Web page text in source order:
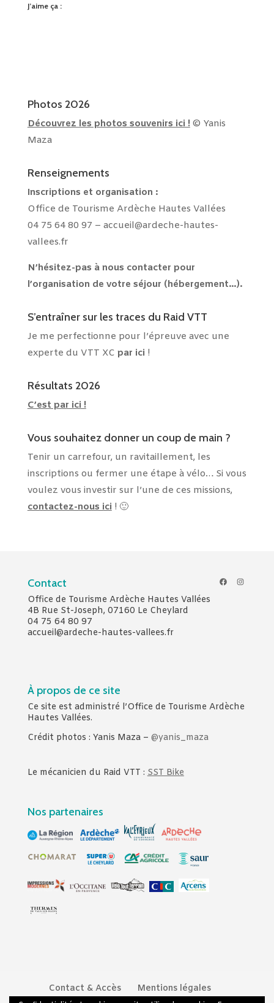
J’aime ça :
Photos 2026
Découvrez les photos souvenirs ici ! © Yanis
Maza
Renseignements
Inscriptions et organisation :
Office de Tourisme Ardèche Hautes Vallées
04 75 64 80 97 – accueil@ardeche-hautes-
vallees.fr
N’hésitez-pas à nous contacter pour
l’organisation de votre séjour (hébergement…).
S’entraîner sur les traces du Raid VTT
Je me perfectionne pour l’épreuve avec une
experte du VTT XC par ici !
Résultats 2026
C’est par ici !
Vous souhaitez donner un coup de main ?
Tenir un carrefour, un ravitaillement, les
inscriptions ou fermer une étape à vélo… Si vous
voulez vous investir sur l’une de ces missions,
contactez-nous ici ! 🙂
Contact
Office de Tourisme Ardèche Hautes Vallées
4B Rue St-Joseph, 07160 Le Cheylard
04 75 64 80 97
accueil@ardeche-hautes-vallees.fr
Facebook
À propos de ce site
Ce site est administré l’Office de Tourisme Ardèche
Hautes Vallées.
Crédit photos : Yanis Maza – @yanis_maza
Le mécanicien du Raid VTT :SST Bike
Nos partenaires
Contact & Accès
Mentions légales